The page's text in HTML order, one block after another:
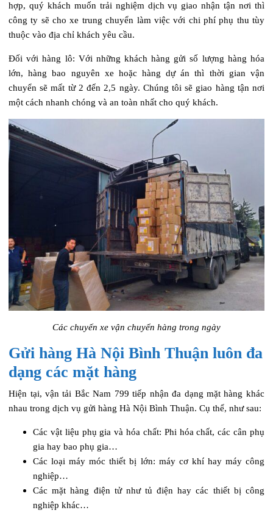
hợp, quý khách muốn trải nghiệm dịch vụ giao nhận tận nơi thì
công ty sẽ cho xe trung chuyển làm việc với chi phí phụ thu tùy
thuộc vào địa chỉ khách yêu cầu.
Đối với hàng lô: Với những khách hàng gửi số lượng hàng hóa
lớn, hàng bao nguyên xe hoặc hàng dự án thì thời gian vận
chuyển sẽ mất từ 2 đến 2,5 ngày. Chúng tôi sẽ giao hàng tận nơi
một cách nhanh chóng và an toàn nhất cho quý khách.
Các chuyến xe vận chuyển hàng trong ngày
Gửi hàng Hà Nội Bình Thuận luôn đa
dạng các mặt hàng
Hiện tại, vận tải Bắc Nam 799 tiếp nhận đa dạng mặt hàng khác
nhau trong dịch vụ gửi hàng Hà Nội Bình Thuận. Cụ thể, như sau:
Các vật liệu phụ gia và hóa chất: Phi hóa chất, các cân phụ
gia hay bao phụ gia…
Các loại máy móc thiết bị lớn: máy cơ khí hay máy công
nghiệp…
Các mặt hàng điện tử như tủ điện hay các thiết bị công
nghiệp khác…